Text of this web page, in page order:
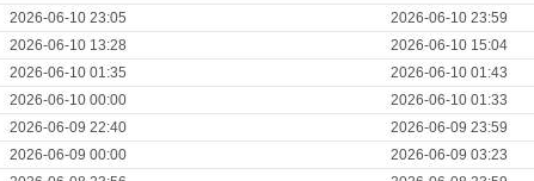
2026-06-10 23:05 2026-06-10 23:59
2026-06-10 13:28 2026-06-10 15:04
2026-06-10 01:35 2026-06-10 01:43
2026-06-10 00:00 2026-06-10 01:33
2026-06-09 22:40 2026-06-09 23:59
2026-06-09 00:00 2026-06-09 03:23